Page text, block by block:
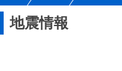
地震情報